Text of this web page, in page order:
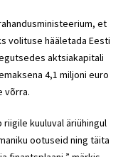
et
volituse hääletada Eesti
aktsiakapitali
4,1 miljoni euro
võrra.
riigile kuuluval äriühingul
ootuseid ning täita